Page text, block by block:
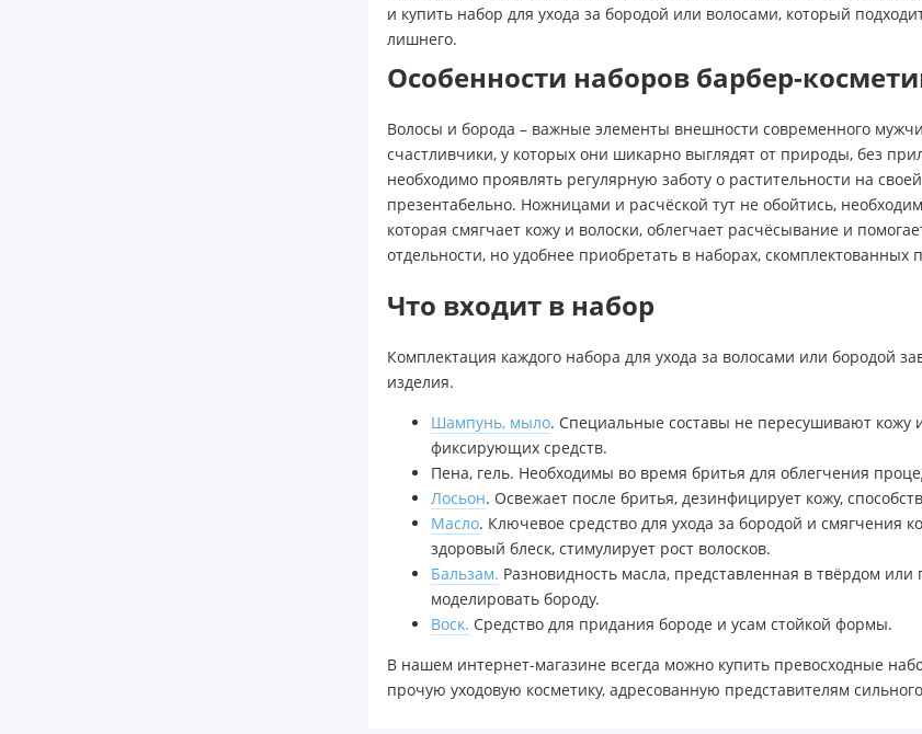
и купить набор для ухода за бородой или волосами, который
лишнего.
Особенности наборов барбер-
Волосы и борода – важные элементы внешности современного
счастливчики, у которых они шикарно выглядят от природы, без
необходимо проявлять регулярную заботу о растительности на
презентабельно. Ножницами и расчёской тут не обойтись,
которая смягчает кожу и волоски, облегчает расчёсывание и
отдельности, но удобнее приобретать в наборах, скомплектованных
Что входит в набор
Комплектация каждого набора для ухода за волосами или бородой
изделия.
Шампунь, мыло. Специальные составы не пересушивают кожу
фиксирующих средств.
Пена, гель. Необходимы во время бритья для облегчения
Лосьон. Освежает после бритья, дезинфицирует кожу,
Масло. Ключевое средство для ухода за бородой и смягчения
здоровый блеск, стимулирует рост волосков.
Бальзам. Разновидность масла, представленная в твёрдом или
моделировать бороду.
Воск. Средство для придания бороде и усам стойкой формы.
В нашем интернет-магазине всегда можно купить превосходные
прочую уходовую косметику, адресованную представителям